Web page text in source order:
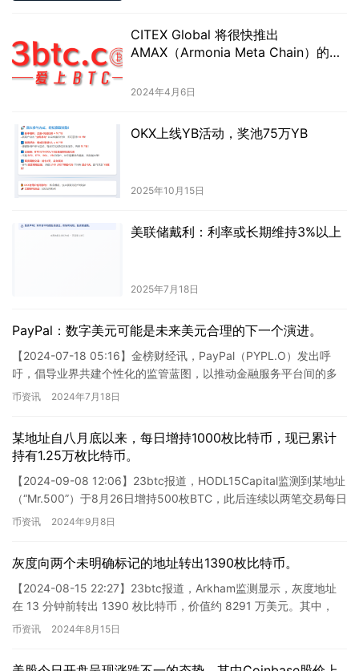
CITEX Global 将很快推出
AMAX（Armonia Meta Chain）的交
2024年4月6日
OKX上线YB活动，奖池75万YB
2025年10月15日
美联储戴利：利率或长期维持3%以上
2025年7月18日
PayPal：数字美元可能是未来美元合理的下一个演进。
【2024-07-18 05:16】金榜财经讯，PayPal（PYPL.O）发出呼
吁，倡导业界共建个性化的监管蓝图，以推动金融服务平台间的多
元选择与跨界融合。paypal展望，数字…
币资讯 2024年7月18日
某地址自八月底以来，每日增持1000枚比特币，现已累计
持有1.25万枚比特币。
【2024-09-08 12:06】23btc报道，HODL15Capital监测到某地址
（“Mr.500”）于8月26日增持500枚BTC，此后连续以两笔交易每日
增添500枚BT…
币资讯 2024年9月8日
灰度向两个未明确标记的地址转出1390枚比特币。
【2024-08-15 22:27】23btc报道，Arkham监测显示，灰度地址
在 13 分钟前转出 1390 枚比特币，价值约 8291 万美元。其中，
698 枚流向开头为 b…
币资讯 2024年8月15日